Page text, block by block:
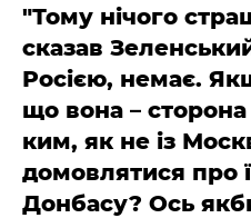
"Тому нічого
сказав
Росією, немає.
що вона – сторона
ким, як не із
домовлятися про
Донбасу? Ось